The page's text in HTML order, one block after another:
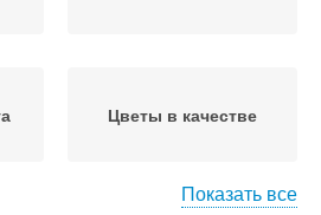
Цветы в качестве
Показать все